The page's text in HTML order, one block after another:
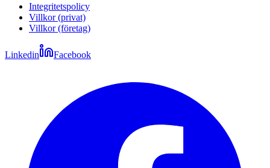
Integritetspolicy
Villkor (privat)
Villkor (företag)
Linkedin Facebook